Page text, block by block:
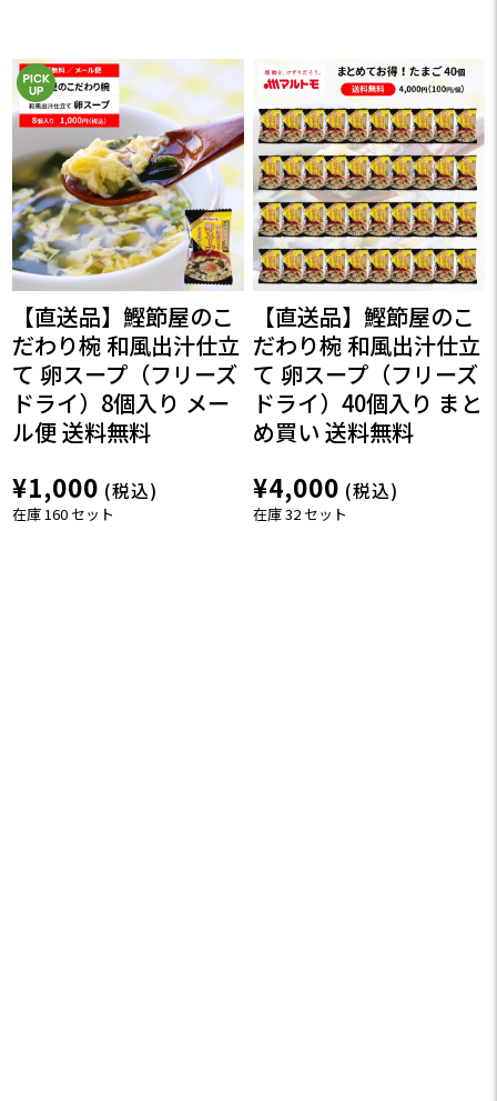
【直送品】鰹節屋のこ
だわり椀 和風出汁仕立
て 卵スープ（フリーズ
ドライ）8個入り メー
ル便 送料無料
¥1,000 (税込)
在庫 160 セット
【直送品】鰹節屋のこ
だわり椀 和風出汁仕立
て 卵スープ（フリーズ
ドライ）40個入り まと
め買い 送料無料
¥4,000 (税込)
在庫 32 セット